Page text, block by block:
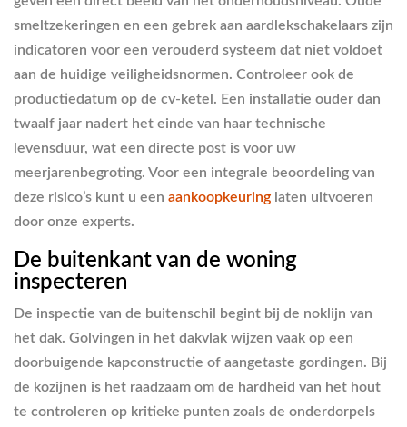
smeltzekeringen en een gebrek aan aardlekschakelaars zijn
indicatoren voor een verouderd systeem dat niet voldoet
aan de huidige veiligheidsnormen. Controleer ook de
productiedatum op de cv-ketel. Een installatie ouder dan
twaalf jaar nadert het einde van haar technische
levensduur, wat een directe post is voor uw
meerjarenbegroting. Voor een integrale beoordeling van
deze risico’s kunt u een aankoopkeuring laten uitvoeren
door onze experts.
De buitenkant van de woning
inspecteren
De inspectie van de buitenschil begint bij de noklijn van
het dak. Golvingen in het dakvlak wijzen vaak op een
doorbuigende kapconstructie of aangetaste gordingen. Bij
de kozijnen is het raadzaam om de hardheid van het hout
te controleren op kritieke punten zoals de onderdorpels